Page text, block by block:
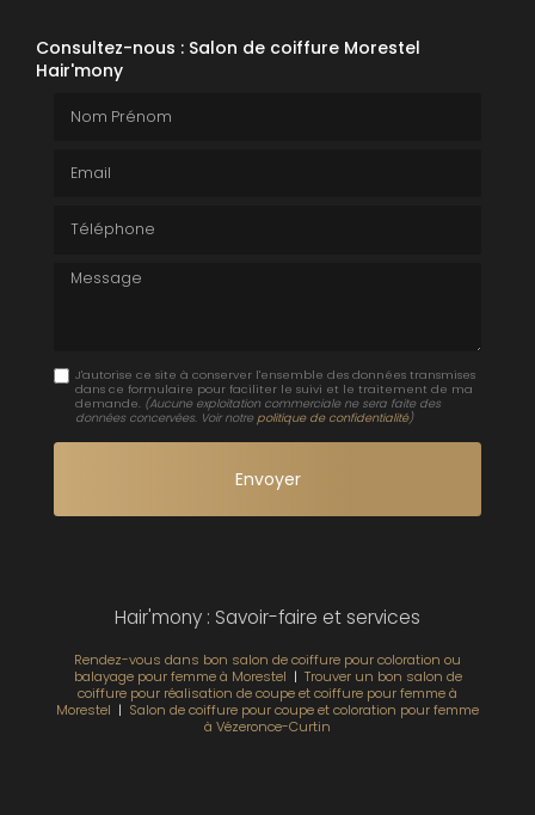
Consultez-nous : Salon de coiffure Morestel
Hair'mony
Message
J'autorise ce site à conserver l'ensemble des données transmises
dans ce formulaire pour faciliter le suivi et le traitement de ma
demande. (Aucune exploitation commerciale ne sera faite des
données concervées. Voir notre politique de confidentialité)
Hair'mony : Savoir-faire et services
Rendez-vous dans bon salon de coiffure pour coloration ou
balayage pour femme à Morestel | Trouver un bon salon de
coiffure pour réalisation de coupe et coiffure pour femme à
Morestel | Salon de coiffure pour coupe et coloration pour femme
à Vézeronce-Curtin